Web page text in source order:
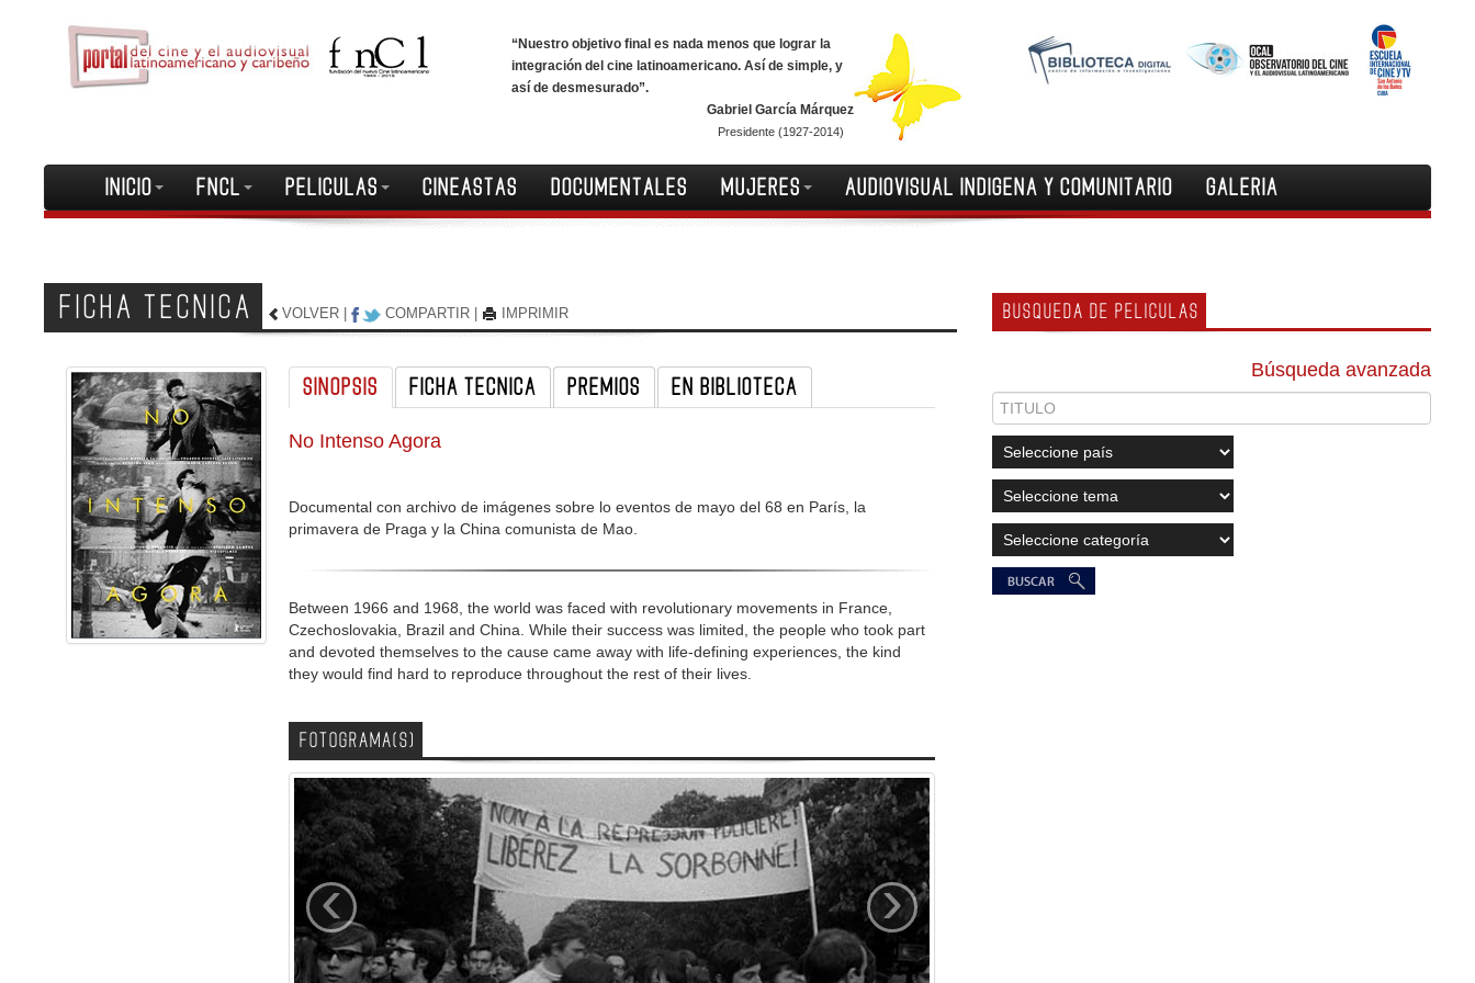
“Nuestro objetivo final es nada menos que lograr la
integración del cine latinoamericano. Así de simple, y
así de desmesurado”.
Gabriel García Márquez
Presidente (1927-2014)
INICIO FNCL PELICULAS CINEASTAS DOCUMENTALES MUJERES AUDIOVISUAL INDIGENA Y COMUNITARIO GALERIA
FICHA TECNICA VOLVER COMPARTIR IMPRIMIR
SINOPSIS FICHA TECNICA PREMIOS EN BIBLIOTECA
No Intenso Agora
Documental con archivo de imágenes sobre lo eventos de mayo del 68 en París, la
primavera de Praga y la China comunista de Mao.
Between 1966 and 1968, the world was faced with revolutionary movements in France,
Czechoslovakia, Brazil and China. While their success was limited, the people who took part
and devoted themselves to the cause came away with life-defining experiences, the kind
they would find hard to reproduce throughout the rest of their lives.
FOTOGRAMA(S)
‹ ›
BUSQUEDA DE PELICULAS
Búsqueda avanzada